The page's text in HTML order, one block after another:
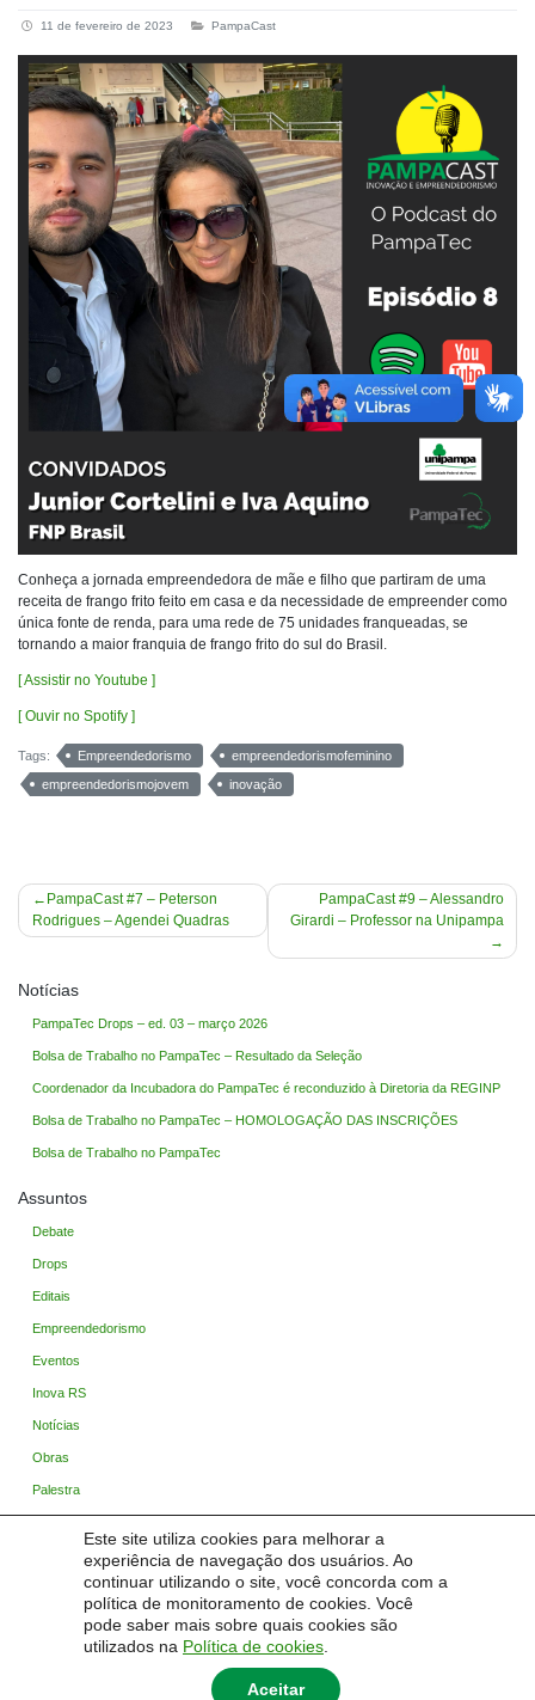
Este site utiliza cookies para melhorar a
experiência de navegação dos usuários. Ao
continuar utilizando o site, você concorda com a
política de monitoramento de cookies. Você
pode saber mais sobre quais cookies são
utilizados na Política de cookies
Aceitar
11 de fevereiro de 2023 PampaCast
Conheça a jornada empreendedora de mãe e filho que partiram de uma
receita de frango frito feito em casa e da necessidade de empreender como
única fonte de renda, para uma rede de 75 unidades franqueadas, se
tornando a maior franquia de frango frito do sul do Brasil.
[ Assistir no Youtube ]
[ Ouvir no Spotify ]
Tags: Empreendedorismo
empreendedorismofeminino
empreendedorismojovem
inovação
Navegação
de
PampaCast #7 – Peterson
Rodrigues – Agendei Quadras
PampaCast #9 – Alessandro
Girardi – Professor na Unipampa
Notícias
PampaTec Drops – ed. 03 – março 2026
Bolsa de Trabalho no PampaTec – Resultado da Seleção
Coordenador da Incubadora do PampaTec é reconduzido à Diretoria da REGINP
Bolsa de Trabalho no PampaTec – HOMOLOGAÇÃO DAS INSCRIÇÕES
Bolsa de Trabalho no PampaTec
Assuntos
Debate
Drops
Editais
Empreendedorismo
Eventos
Inova RS
Notícias
Obras
Palestra
Startup Pampa
Trabalho / Estágio / Bolsas